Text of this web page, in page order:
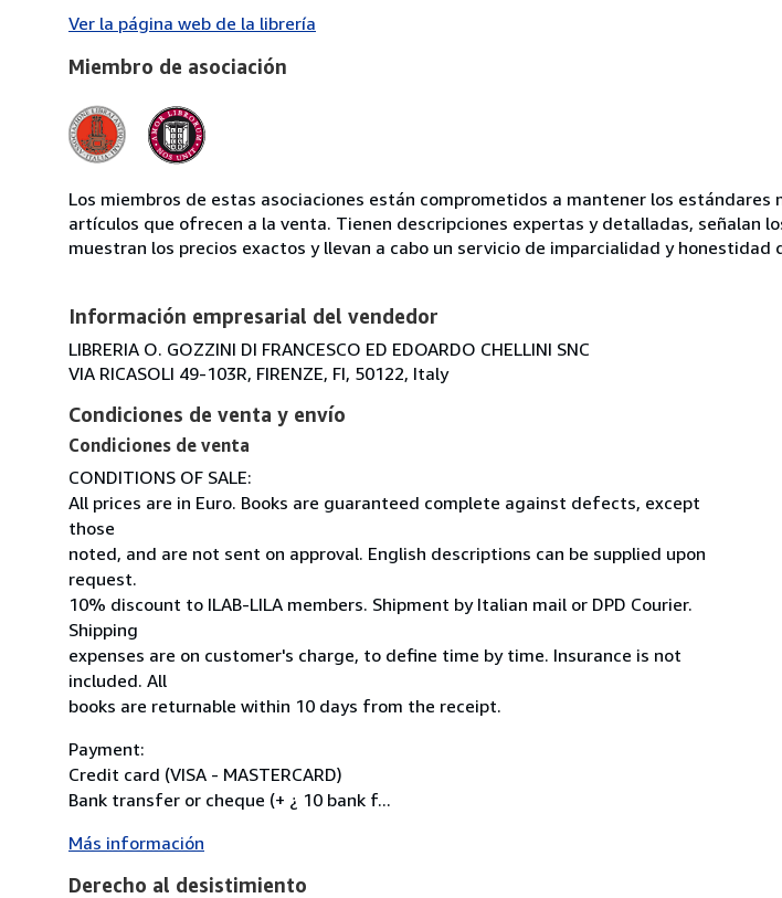
Ver la página web de la librería
Miembro de asociación
Los miembros de estas asociaciones están comprometidos a mantener los
artículos que ofrecen a la venta. Tienen descripciones expertas y detalladas, señalan
muestran los precios exactos y llevan a cabo un servicio de imparcialidad y honestidad
Información empresarial del vendedor
LIBRERIA O. GOZZINI DI FRANCESCO ED EDOARDO CHELLINI SNC
VIA RICASOLI 49-103R, FIRENZE, FI, 50122, Italy
Condiciones de venta y envío
Condiciones de venta
CONDITIONS OF SALE:
All prices are in Euro. Books are guaranteed complete against defects, except
those
noted, and are not sent on approval. English descriptions can be supplied upon
request.
10% discount to ILAB-LILA members. Shipment by Italian mail or DPD Courier.
Shipping
expenses are on customer's charge, to define time by time. Insurance is not
included. All
books are returnable within 10 days from the receipt.
Payment:
Credit card (VISA - MASTERCARD)
Bank transfer or cheque (+ ¿ 10 bank f...
Más información
Derecho al desistimiento